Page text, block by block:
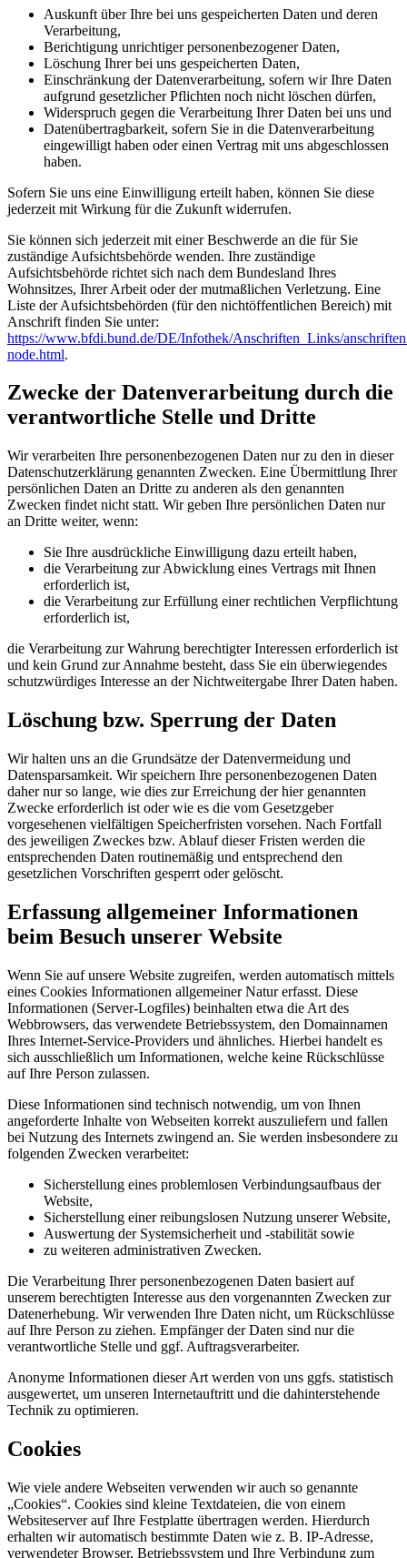
Auskunft über Ihre bei uns gespeicherten Daten und deren
Verarbeitung,
Berichtigung unrichtiger personenbezogener Daten,
Löschung Ihrer bei uns gespeicherten Daten,
Einschränkung der Datenverarbeitung, sofern wir Ihre Daten
aufgrund gesetzlicher Pflichten noch nicht löschen dürfen,
Widerspruch gegen die Verarbeitung Ihrer Daten bei uns und
Datenübertragbarkeit, sofern Sie in die Datenverarbeitung
eingewilligt haben oder einen Vertrag mit uns abgeschlossen
haben.
Sofern Sie uns eine Einwilligung erteilt haben, können Sie diese
jederzeit mit Wirkung für die Zukunft widerrufen.
Sie können sich jederzeit mit einer Beschwerde an die für Sie
zuständige Aufsichtsbehörde wenden. Ihre zuständige
Aufsichtsbehörde richtet sich nach dem Bundesland Ihres
Wohnsitzes, Ihrer Arbeit oder der mutmaßlichen Verletzung. Eine
Liste der Aufsichtsbehörden (für den nichtöffentlichen Bereich) mit
Anschrift finden Sie unter:
https://www.bfdi.bund.de/DE/Infothek/Anschriften_Links/
node.html.
Zwecke der Datenverarbeitung durch die
verantwortliche Stelle und Dritte
Wir verarbeiten Ihre personenbezogenen Daten nur zu den in dieser
Datenschutzerklärung genannten Zwecken. Eine Übermittlung Ihrer
persönlichen Daten an Dritte zu anderen als den genannten
Zwecken findet nicht statt. Wir geben Ihre persönlichen Daten nur
an Dritte weiter, wenn:
Sie Ihre ausdrückliche Einwilligung dazu erteilt haben,
die Verarbeitung zur Abwicklung eines Vertrags mit Ihnen
erforderlich ist,
die Verarbeitung zur Erfüllung einer rechtlichen Verpflichtung
erforderlich ist,
die Verarbeitung zur Wahrung berechtigter Interessen erforderlich ist
und kein Grund zur Annahme besteht, dass Sie ein überwiegendes
schutzwürdiges Interesse an der Nichtweitergabe Ihrer Daten haben.
Löschung bzw. Sperrung der Daten
Wir halten uns an die Grundsätze der Datenvermeidung und
Datensparsamkeit. Wir speichern Ihre personenbezogenen Daten
daher nur so lange, wie dies zur Erreichung der hier genannten
Zwecke erforderlich ist oder wie es die vom Gesetzgeber
vorgesehenen vielfältigen Speicherfristen vorsehen. Nach Fortfall
des jeweiligen Zweckes bzw. Ablauf dieser Fristen werden die
entsprechenden Daten routinemäßig und entsprechend den
gesetzlichen Vorschriften gesperrt oder gelöscht.
Erfassung allgemeiner Informationen
beim Besuch unserer Website
Wenn Sie auf unsere Website zugreifen, werden automatisch mittels
eines Cookies Informationen allgemeiner Natur erfasst. Diese
Informationen (Server-Logfiles) beinhalten etwa die Art des
Webbrowsers, das verwendete Betriebssystem, den Domainnamen
Ihres Internet-Service-Providers und ähnliches. Hierbei handelt es
sich ausschließlich um Informationen, welche keine Rückschlüsse
auf Ihre Person zulassen.
Diese Informationen sind technisch notwendig, um von Ihnen
angeforderte Inhalte von Webseiten korrekt auszuliefern und fallen
bei Nutzung des Internets zwingend an. Sie werden insbesondere zu
folgenden Zwecken verarbeitet:
Sicherstellung eines problemlosen Verbindungsaufbaus der
Website,
Sicherstellung einer reibungslosen Nutzung unserer Website,
Auswertung der Systemsicherheit und -stabilität sowie
zu weiteren administrativen Zwecken.
Die Verarbeitung Ihrer personenbezogenen Daten basiert auf
unserem berechtigten Interesse aus den vorgenannten Zwecken zur
Datenerhebung. Wir verwenden Ihre Daten nicht, um Rückschlüsse
auf Ihre Person zu ziehen. Empfänger der Daten sind nur die
verantwortliche Stelle und ggf. Auftragsverarbeiter.
Anonyme Informationen dieser Art werden von uns ggfs. statistisch
ausgewertet, um unseren Internetauftritt und die dahinterstehende
Technik zu optimieren.
Cookies
Wie viele andere Webseiten verwenden wir auch so genannte
„Cookies“. Cookies sind kleine Textdateien, die von einem
Websiteserver auf Ihre Festplatte übertragen werden. Hierdurch
erhalten wir automatisch bestimmte Daten wie z. B. IP-Adresse,
verwendeter Browser, Betriebssystem und Ihre Verbindung zum